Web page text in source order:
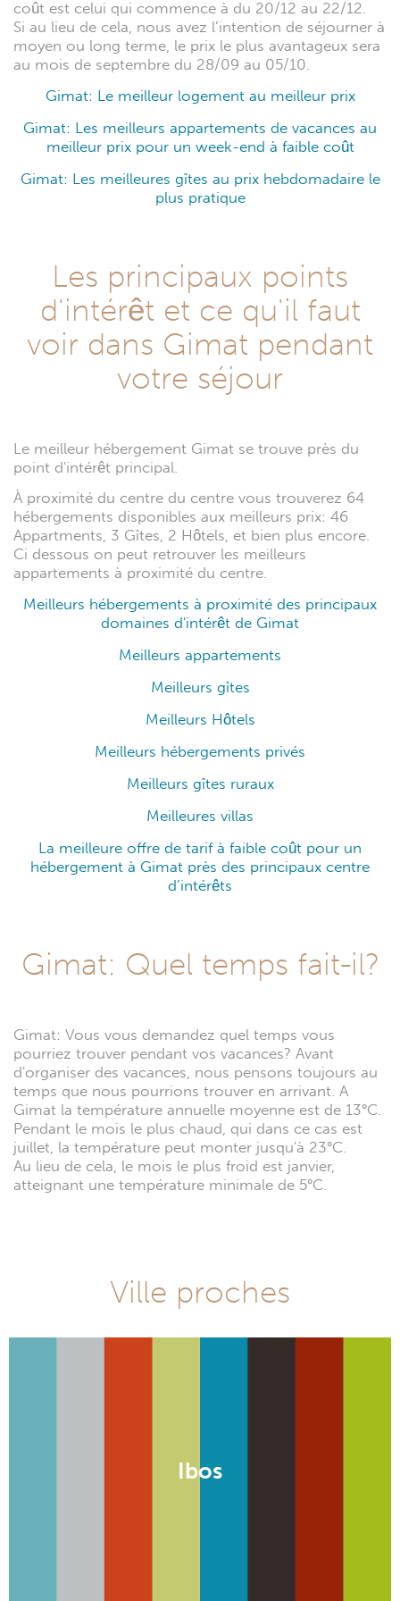
coût est celui qui commence à du 20/12 au 22/12.
Si au lieu de cela, nous avez l’intention de séjourner à
moyen ou long terme, le prix le plus avantageux sera
au mois de septembre du 28/09 au 05/10.
Gimat: Le meilleur logement au meilleur prix
Gimat: Les meilleurs appartements de vacances au
meilleur prix pour un week-end à faible coût
Gimat: Les meilleures gîtes au prix hebdomadaire le
plus pratique
Les principaux points
d'intérêt et ce qu'il faut
voir dans Gimat pendant
votre séjour
Le meilleur hébergement Gimat se trouve près du
point d'intérêt principal.
À proximité du centre du centre vous trouverez 64
hébergements disponibles aux meilleurs prix: 46
Appartments, 3 Gîtes, 2 Hôtels, et bien plus encore.
Ci dessous on peut retrouver les meilleurs
appartements à proximité du centre.
Meilleurs hébergements à proximité des principaux
domaines d'intérêt de Gimat
Meilleurs appartements
Meilleurs gîtes
Meilleurs Hôtels
Meilleurs hébergements privés
Meilleurs gîtes ruraux
Meilleures villas
La meilleure offre de tarif à faible coût pour un
hébergement à Gimat près des principaux centre
d’intérêts
Gimat: Quel temps fait-il?
Gimat: Vous vous demandez quel temps vous
pourriez trouver pendant vos vacances? Avant
d'organiser des vacances, nous pensons toujours au
temps que nous pourrions trouver en arrivant. A
Gimat la température annuelle moyenne est de 13°C.
Pendant le mois le plus chaud, qui dans ce cas est
juillet, la température peut monter jusqu'à 23°C.
Au lieu de cela, le mois le plus froid est janvier,
atteignant une température minimale de 5°C.
Ville proches
Ibos